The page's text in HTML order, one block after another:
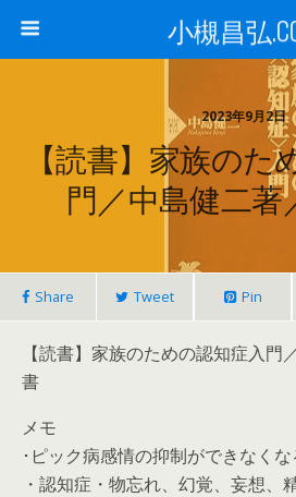
小槻昌弘
2023年9月2日
【読書】家族のた
門／中島健二著
Share Tweet Pin
【読書】家族のための認知症入門
書
メモ
･ピック病感情の抑制ができなくな
・認知症・物忘れ、幻覚、妄想、